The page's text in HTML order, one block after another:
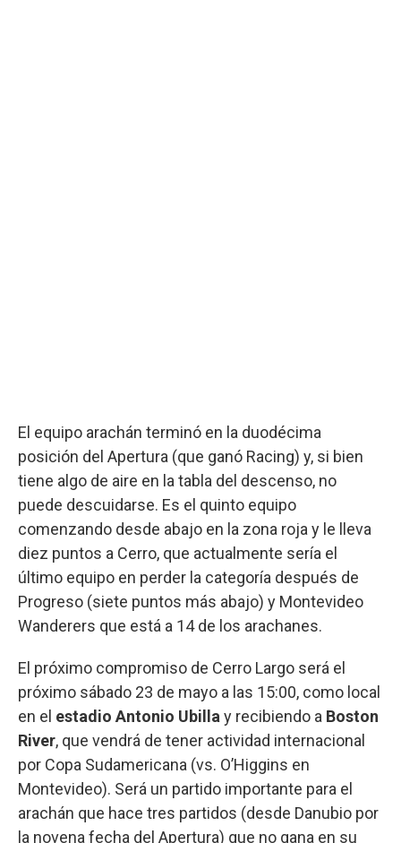
El equipo arachán terminó en la duodécima
posición del Apertura (que ganó Racing) y, si bien
tiene algo de aire en la tabla del descenso, no
puede descuidarse. Es el quinto equipo
comenzando desde abajo en la zona roja y le lleva
diez puntos a Cerro, que actualmente sería el
último equipo en perder la categoría después de
Progreso (siete puntos más abajo) y Montevideo
Wanderers que está a 14 de los arachanes.
El próximo compromiso de Cerro Largo será el
próximo sábado 23 de mayo a las 15:00, como local
en el estadio Antonio Ubilla y recibiendo a Boston
River, que vendrá de tener actividad internacional
por Copa Sudamericana (vs. O’Higgins en
Montevideo). Será un partido importante para el
arachán que hace tres partidos (desde Danubio por
la novena fecha del Apertura) que no gana en su